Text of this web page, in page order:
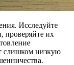
Исследуйте
проверяйте их
слишком низкую